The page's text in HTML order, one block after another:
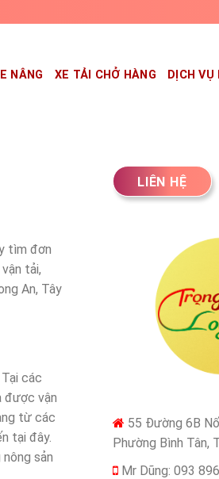
NÂNG XE TẢI CHỞ HÀNG DỊCH VỤ
tìm đơn
tải,
An, Tây
các
được vận
từ các
tại đây.
sản
LIÊN HỆ
55 Đường 6B
Phường Bình Tân,
Mr Dũng: 093